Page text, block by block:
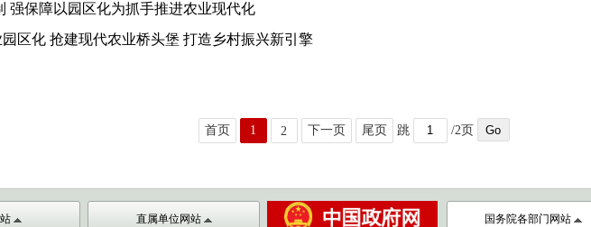
强保障以园区化为抓手推进农业现代化
区化 抢建现代农业桥头堡 打造乡村振兴新引擎
首页 1 2 下一页 尾页 跳 /2页
直属单位网站 国务院各部门网站